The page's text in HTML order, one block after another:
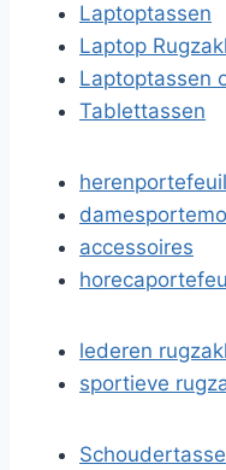
Laptoptassen
Laptop
Laptoptassen
Tablettassen
accessoires
lederen
sportieve